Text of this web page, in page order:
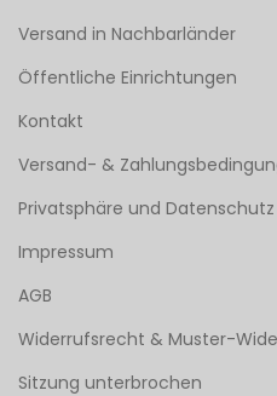
Versand in Nachbarländer
Öffentliche Einrichtungen
Kontakt
Versand- &
Privatsphäre und Datenschutz
Impressum
AGB
Widerrufsrecht & Muster-
Sitzung unterbrochen